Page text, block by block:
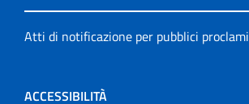
Atti di notificazione per pubblici proclami
ACCESSIBILITÀ